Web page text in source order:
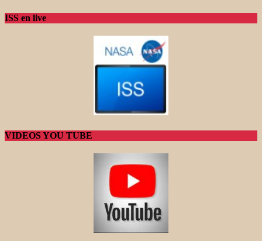
ISS en live
VIDEOS YOU TUBE